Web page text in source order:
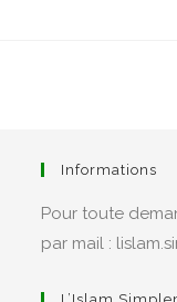
Informations
Pour toute
par mail :